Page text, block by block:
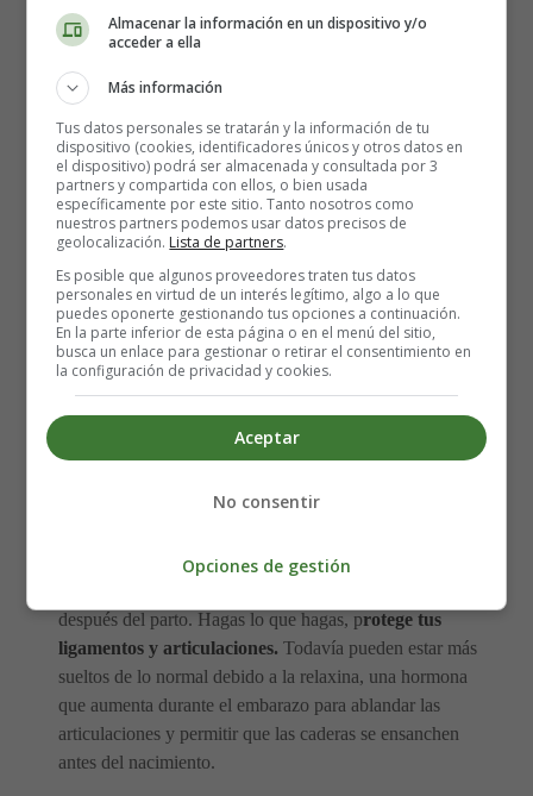
hasta aproximadamente 6 meses después del parto.
Algunos cambios en los órganos reproductivos tardan
mucho más en restaurarse, y es posible que algunos
nunca vuelvan completamente al estado previo al
embarazo.
No se trata solo de los órganos reproductivos. Todo el
cuerpo posparto se encuentra en su propia línea de
tiempo, según la genética, circunstancias y el parto
mismo.
Por ejemplo, romperse el cóccix durante el parto al dar a
luz múltiples creará un posparto muy diferente al de
alguien que experimentó un parto vaginal sin
complicaciones de un solo bebé.
te dé luz verde para reanudar el ejercicio alrededor
después del parto. Hagas lo que hagas, protege tus
ligamentos y articulaciones. Todavía pueden estar más
sueltos de lo normal debido a la relaxina, una hormona
que aumenta durante el embarazo para ablandar las
articulaciones y permitir que las caderas se ensanchen
antes del nacimiento.
Almacenar la información en un dispositivo y/o
acceder a ella
Más información
Tus datos personales se tratarán y la información de tu
dispositivo (cookies, identificadores únicos y otros datos en
el dispositivo) podrá ser almacenada y consultada por 3
partners y compartida con ellos, o bien usada
específicamente por este sitio. Tanto nosotros como
nuestros partners podemos usar datos precisos de
geolocalización. Lista de partners.
Es posible que algunos proveedores traten tus datos
personales en virtud de un interés legítimo, algo a lo que
puedes oponerte gestionando tus opciones a continuación.
En la parte inferior de esta página o en el menú del sitio,
busca un enlace para gestionar o retirar el consentimiento en
la configuración de privacidad y cookies.
Aceptar
No consentir
Opciones de gestión